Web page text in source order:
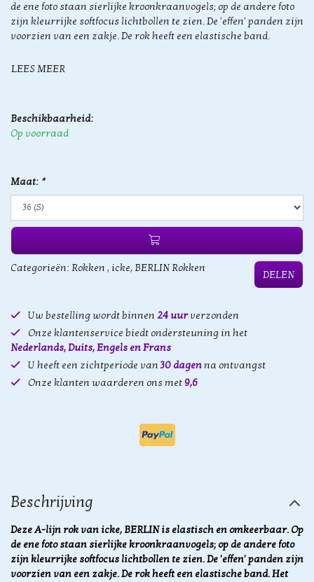
de ene foto staan sierlijke kroonkraanvogels; op de andere foto
zijn kleurrijke softfocus lichtbollen te zien. De 'effen' panden zijn
voorzien van een zakje. De rok heeft een elastische band.
LEES MEER
Beschikbaarheid:
Op voorraad
Maat: *
Categorieën: Rokken , icke, BERLIN Rokken
DELEN
Uw bestelling wordt binnen 24 uurverzonden
Onze klantenservice biedt ondersteuning in het
Nederlands, Duits, Engels en Frans
U heeft een zichtperiode van30 dagenna ontvangst
Onze klanten waarderen ons met 9,6
Beschrijving
Deze A-lijn rok van icke, BERLIN is elastisch en omkeerbaar. Op
de ene foto staan sierlijke kroonkraanvogels; op de andere foto
zijn kleurrijke softfocus lichtbollen te zien. De 'effen' panden zijn
voorzien van een zakje. De rok heeft een elastische band. Het